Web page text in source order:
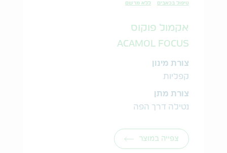
טיפול בכאבים ללא מרשם
אקמול פוקוס
ACAMOL FOCUS
צורת מינון
קפליות
צורת מתן
נטילה דרך הפה
צפייה במוצר